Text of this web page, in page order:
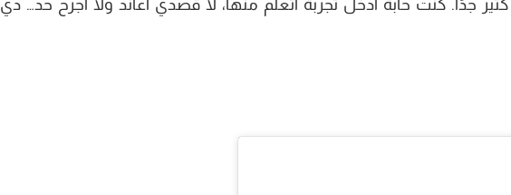
جدًا. كنت حابة أدخل تجربة أتعلم منها، لا قصدي أعاند ولا أجرح حد… دي